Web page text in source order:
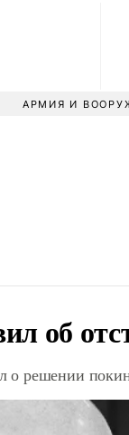
АРМИЯ И
об
решении